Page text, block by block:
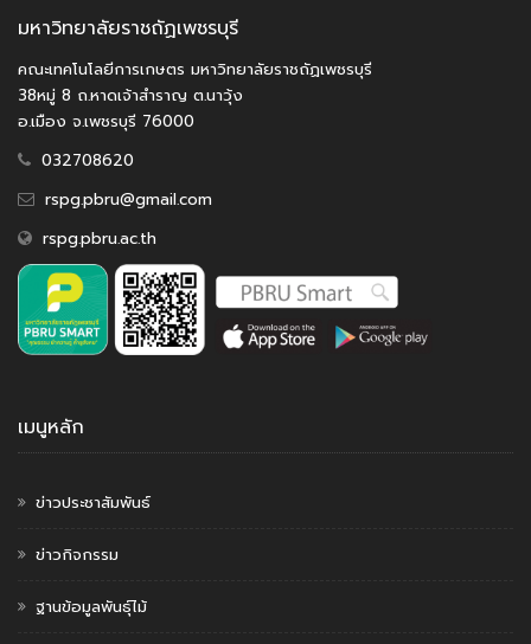
มหาวิทยาลัยราชถัฏเพชรบุรี
คณะเทคโนโลยีการเกษตร มหาวิทยาลัยราชถัฏเพชรบุรี
38หมู่ 8 ถ.หาดเจ้าสำราญ ต.นาวุ้ง
อ.เมือง จ.เพชรบุรี 76000
032708620
rspg.pbru@gmail.com
rspg.pbru.ac.th
เมนูหลัก
ข่าวประชาสัมพันธ์
ข่าวกิจกรรม
ฐานข้อมูลพันธุ์ไม้